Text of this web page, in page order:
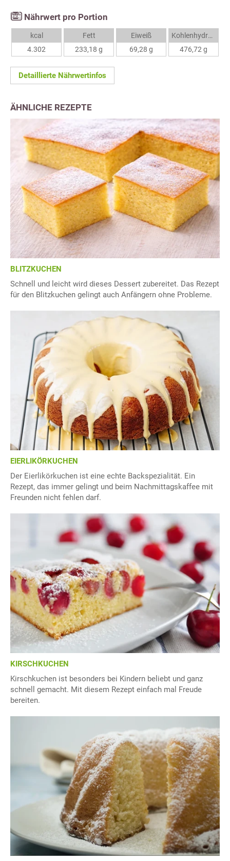
Nährwert pro Portion
kcal
4.302
Fett
233,18 g
Eiweiß
69,28 g
Kohlenhydrate
476,72 g
Detaillierte Nährwertinfos
ÄHNLICHE REZEPTE
BLITZKUCHEN
Schnell und leicht wird dieses Dessert zubereitet. Das Rezept
für den Blitzkuchen gelingt auch Anfängern ohne Probleme.
EIERLIKÖRKUCHEN
Der Eierlikörkuchen ist eine echte Backspezialität. Ein
Rezept, das immer gelingt und beim Nachmittagskaffee mit
Freunden nicht fehlen darf.
KIRSCHKUCHEN
Kirschkuchen ist besonders bei Kindern beliebt und ganz
schnell gemacht. Mit diesem Rezept einfach mal Freude
bereiten.